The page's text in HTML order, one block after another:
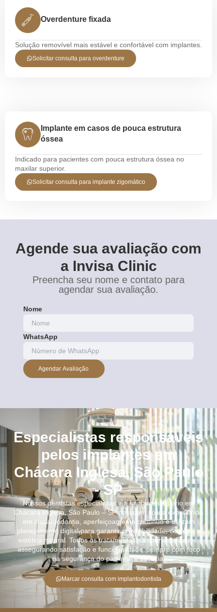
Overdenture fixada
Solução removível mais estável e confortável com implantes.
Solicitar consulta para overdenture
Implante em casos de pouca estrutura
óssea
Indicado para pacientes com pouca estrutura óssea no
maxilar superior.
Solicitar consulta para implante zigomático
Agende sua avaliação com
a Invisa Clinic
Preencha seu nome e contato para
agendar sua avaliação.
Nome
WhatsApp
Agendar Avaliação
Especialistas responsáveis
pelos implantes em
Chácara Inglesa, São Paulo
- SP
Nossos dentistas especialistas em implante dentário em
Chácara Inglesa, São Paulo – SP possuem sólida experiência
em implantodontia, aperfeiçoamento contínuo e utilizam
planejamento digital para garantir previsibilidade, conforto e
estética natural. Todos os tratamentos são personalizados,
assegurando satisfação e funcionalidade, sempre com foco
na segurança do paciente e eficácia.
Marcar consulta com implantodontista